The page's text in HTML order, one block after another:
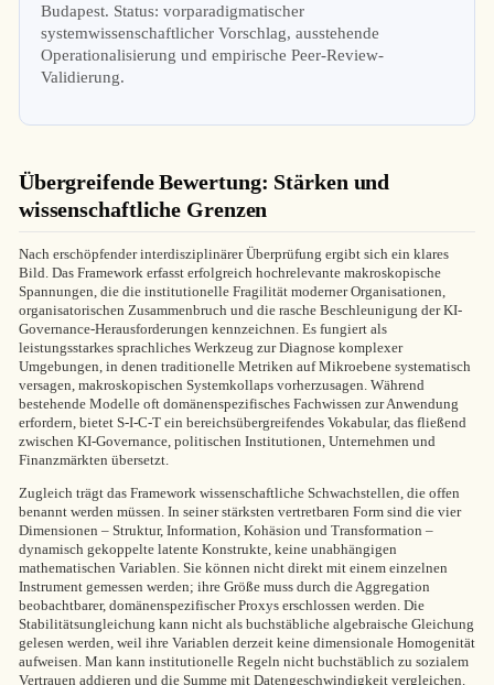
Budapest. Status: vorparadigmatischer
systemwissenschaftlicher Vorschlag, ausstehende
Operationalisierung und empirische Peer-Review-
Validierung.
Übergreifende Bewertung: Stärken und
wissenschaftliche Grenzen
Nach erschöpfender interdisziplinärer Überprüfung ergibt sich ein klares
Bild. Das Framework erfasst erfolgreich hochrelevante makroskopische
Spannungen, die die institutionelle Fragilität moderner Organisationen,
organisatorischen Zusammenbruch und die rasche Beschleunigung der KI-
Governance-Herausforderungen kennzeichnen. Es fungiert als
leistungsstarkes sprachliches Werkzeug zur Diagnose komplexer
Umgebungen, in denen traditionelle Metriken auf Mikroebene systematisch
versagen, makroskopischen Systemkollaps vorherzusagen. Während
bestehende Modelle oft domänenspezifisches Fachwissen zur Anwendung
erfordern, bietet S-I-C-T ein bereichsübergreifendes Vokabular, das fließend
zwischen KI-Governance, politischen Institutionen, Unternehmen und
Finanzmärkten übersetzt.
Zugleich trägt das Framework wissenschaftliche Schwachstellen, die offen
benannt werden müssen. In seiner stärksten vertretbaren Form sind die vier
Dimensionen – Struktur, Information, Kohäsion und Transformation –
dynamisch gekoppelte latente Konstrukte, keine unabhängigen
mathematischen Variablen. Sie können nicht direkt mit einem einzelnen
Instrument gemessen werden; ihre Größe muss durch die Aggregation
beobachtbarer, domänenspezifischer Proxys erschlossen werden. Die
Stabilitätsungleichung kann nicht als buchstäbliche algebraische Gleichung
gelesen werden, weil ihre Variablen derzeit keine dimensionale Homogenität
aufweisen. Man kann institutionelle Regeln nicht buchstäblich zu sozialem
Vertrauen addieren und die Summe mit Datengeschwindigkeit vergleichen.